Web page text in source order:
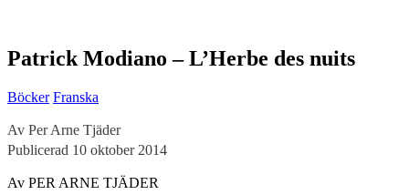
Patrick Modiano – L’Herbe des nuits
Böcker Franska
Av Per Arne Tjäder
Publicerad 10 oktober 2014
Av PER ARNE TJÄDER